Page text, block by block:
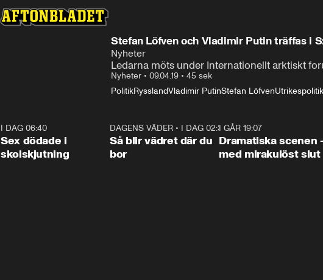
Stefan Löfven och Vladimir Putin träffas i
Nyheter
Ledarna möts under Internationellt arktiskt
Nyheter • 09.04.19 • 45 sek
PolitikRysslandVladimir PutinStefan LöfvenUtrikespolitik
I DAG 06:40
Sex dödade i
skolskjutning
1:06
DAGENS VÄDER • I DAG 02:30
Så blir vädret där du
bor
I GÅR 19:07
Dramatiska scenen
med mirakulöst slut